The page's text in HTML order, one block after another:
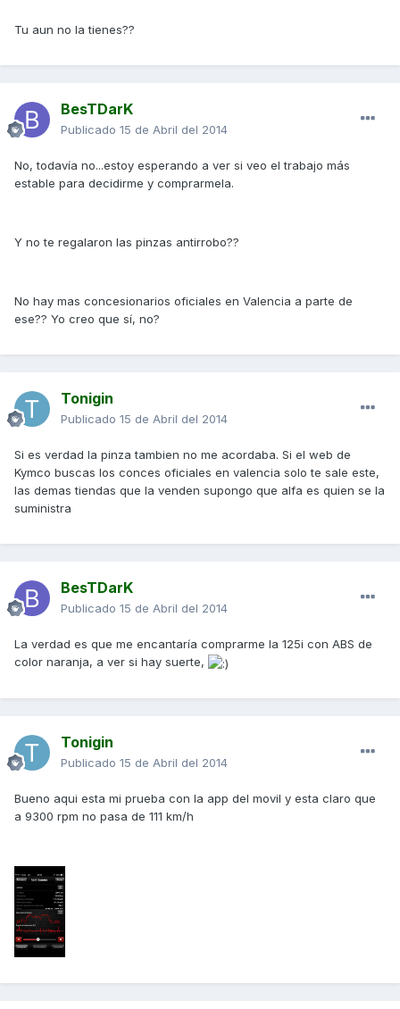
Tu aun no la tienes??
BesTDarK
Publicado 15 de Abril del 2014
No, todavía no...estoy esperando a ver si veo el trabajo más
estable para decidirme y comprarmela.
Y no te regalaron las pinzas antirrobo??
No hay mas concesionarios oficiales en Valencia a parte de
ese?? Yo creo que sí, no?
Tonigin
Publicado 15 de Abril del 2014
Si es verdad la pinza tambien no me acordaba. Si el web de
Kymco buscas los conces oficiales en valencia solo te sale este,
las demas tiendas que la venden supongo que alfa es quien se la
suministra
BesTDarK
Publicado 15 de Abril del 2014
La verdad es que me encantaría comprarme la 125i con ABS de
color naranja, a ver si hay suerte,
Tonigin
Publicado 15 de Abril del 2014
Bueno aqui esta mi prueba con la app del movil y esta claro que
a 9300 rpm no pasa de 111 km/h